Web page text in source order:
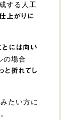
する人工
上がりに
とには向い
の場合
と折れてし
たい方に